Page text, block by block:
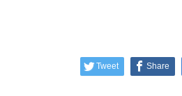
Tweet Share